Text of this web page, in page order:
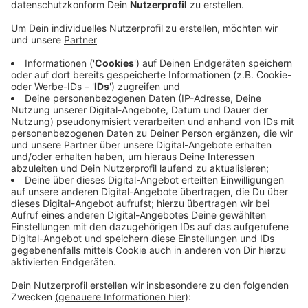
Wie die Rheinische Post berichtet, habe die
Landesregierung Gespräche mit den Rheinischen
Karnevals-Korporationen geführt. Diesem Verband
gehören auch viele Karnevalsvereine hier aus der
Region an. Demnach wolle sich die Landesregierung
dafür einsetzen, dass Hilfsprogramme vom Bund
verbessert werden, außerdem seien auch Fördermittel
vom Land geplant. Die Vereine befürchten, dass sie
durch die Absagen auf hohen Kosten sitzenbleiben,
beispielsweise für die Saalmiete, Bands oder
Techniker.
DoS
Anzeige